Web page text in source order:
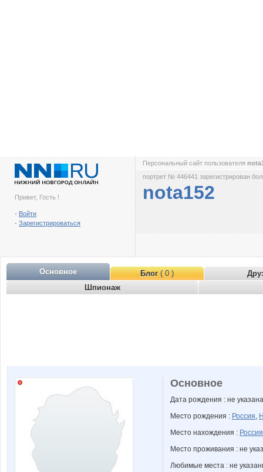
Привет, Гость !
- Войти
- Зарегистрироваться
Персональный сайт пользователя
портрет № 446441 зарегистрирован
nota152
Основное Блог( 0 )
Шпионаж
Основное
Дата рождения : не указана
Место рождения : Россия,
Место нахождения : Россия
Место проживания : не
Любимые места : не